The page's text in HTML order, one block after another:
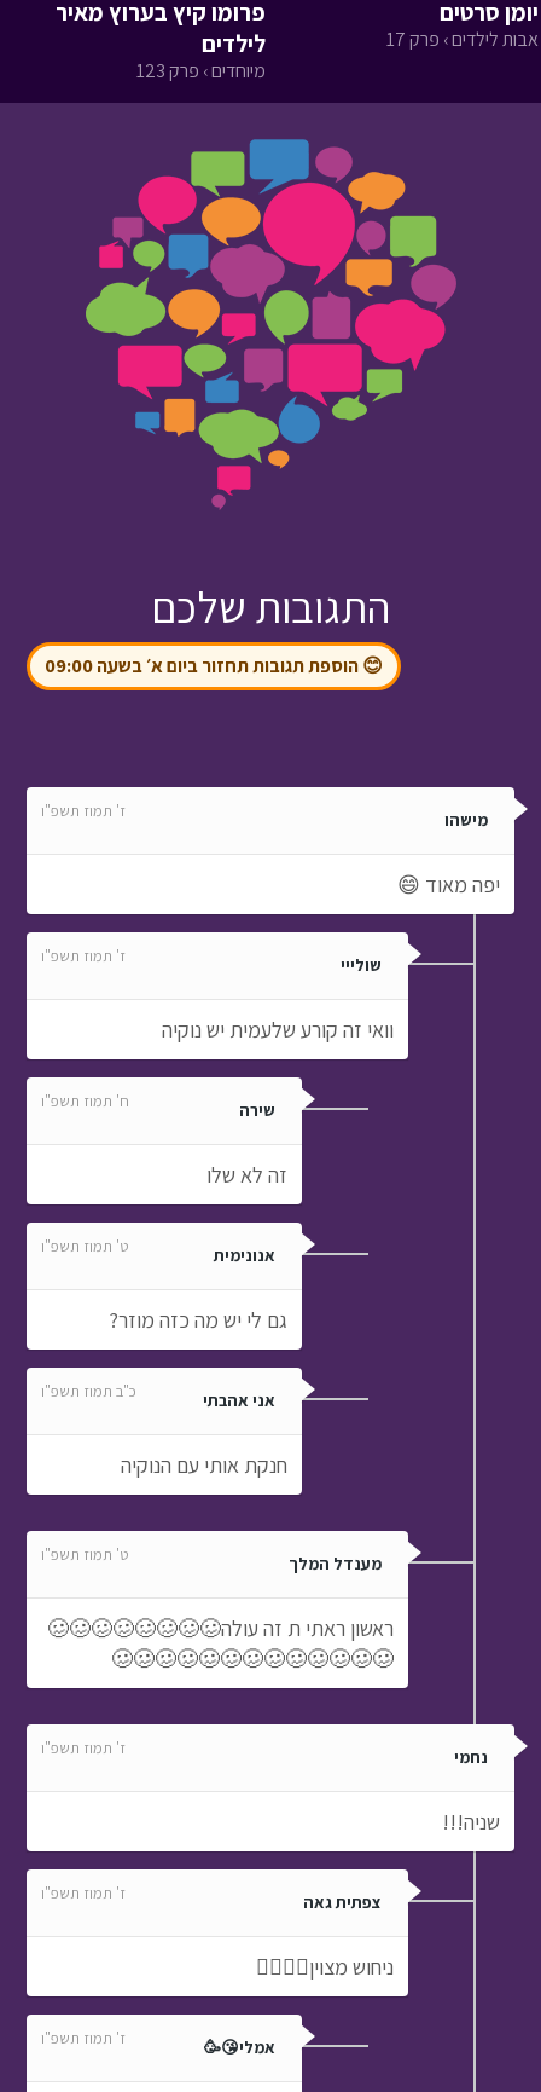
יומן סרטים
אבות לילדים › פרק 17
פרומו קיץ בערוץ מאיר
לילדים
מיוחדים › פרק 123
התגובות שלכם
😊 הוספת תגובות תחזור ביום א׳ בשעה 09:00
מישהו ז' תמוז תשפ"ו
יפה מאוד 😄
שולייי ז' תמוז תשפ"ו
וואי זה קורע שלעמית יש נוקיה
שירה ח' תמוז תשפ"ו
זה לא שלו
אנונימית ט' תמוז תשפ"ו
גם לי יש מה כזה מוזר?
אני אהבתי כ"ב תמוז תשפ"ו
חנקת אותי עם הנוקיה
מענדל המלך ט' תמוז תשפ"ו
ראשון ראתי ת זה עולה🥴🥴🥴🥴🥴🥴🥴🥴
🥴🥴🥴🥴🥴🥴🥴🥴🥴🥴🥴🥴🥴
נחמי ז' תמוז תשפ"ו
שניה!!!
צפתית גאה ז' תמוז תשפ"ו
ניחוש מצוין👍🏼👍🏼
אמלי😘🥳 ז' תמוז תשפ"ו